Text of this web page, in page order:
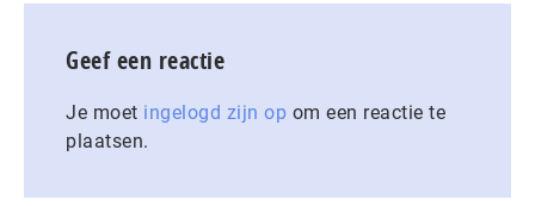
Geef een reactie
Je moet ingelogd zijn op om een reactie te
plaatsen.